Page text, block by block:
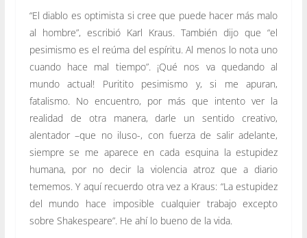
“El diablo es optimista si cree que puede hacer más malo
al hombre”, escribió Karl Kraus. También dijo que “el
pesimismo es el reúma del espíritu. Al menos lo nota uno
cuando hace mal tiempo”. ¡Qué nos va quedando al
mundo actual! Puritito pesimismo y, si me apuran,
fatalismo. No encuentro, por más que intento ver la
realidad de otra manera, darle un sentido creativo,
alentador –que no iluso-, con fuerza de salir adelante,
siempre se me aparece en cada esquina la estupidez
humana, por no decir la violencia atroz que a diario
tememos. Y aquí recuerdo otra vez a Kraus: “La estupidez
del mundo hace imposible cualquier trabajo excepto
sobre Shakespeare”. He ahí lo bueno de la vida.